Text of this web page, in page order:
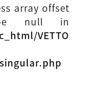
array offset
null in
VETTO